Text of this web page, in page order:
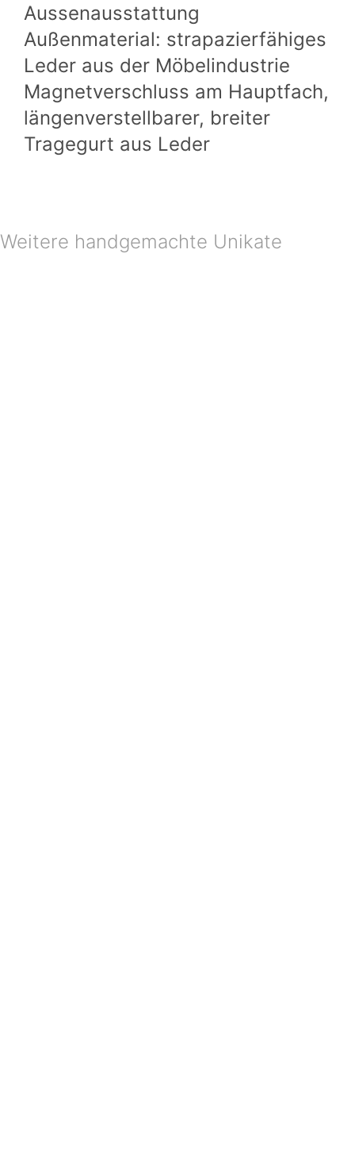
Aussenausstattung
Außenmaterial: strapazierfähiges
Leder aus der Möbelindustrie
Magnetverschluss am Hauptfach,
längenverstellbarer, breiter
Tragegurt aus Leder
Weitere handgemachte Unikate